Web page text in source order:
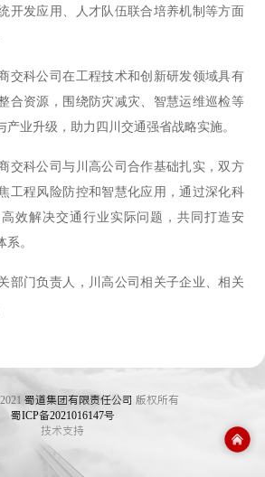
开发应用、人才队伍联合培养机制等方面
交科公司在工程技术和创新研发领域具有
合资源，围绕防灾减灾、智慧运维巡检等
业升级‌，助力四川交通强省战略实施。
交科公司与川高公司合作基础扎实，双方
工程风险防控和智慧化应用，通过深化科
效解决交通行业实际问题，共同打造安
。
部门负责人，川高公司相关子企业、相关
蜀道集团有限责任公司 版权所有
蜀ICP备2021016147号
技术支持